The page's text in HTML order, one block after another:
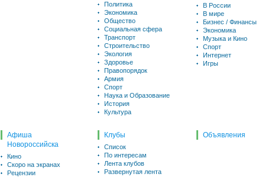
Политика
Экономика
Общество
Социальная сфера
Транспорт
Строительство
Экология
Здоровье
Правопорядок
Армия
Спорт
Наука и Образование
История
Культура
В России
В мире
Бизнес / Финансы
Экономика
Музыка и Кино
Спорт
Интернет
Игры
Афиша
Новороссийска
Кино
Скоро на экранах
Рецензии
Клубы
Список
По интересам
Лента клубов
Развернутая лента
Объявления